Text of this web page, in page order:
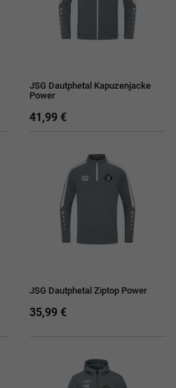
JSG Dautphetal Kapuzenjacke
Power
41,99 €
JSG Dautphetal Ziptop Power
35,99 €